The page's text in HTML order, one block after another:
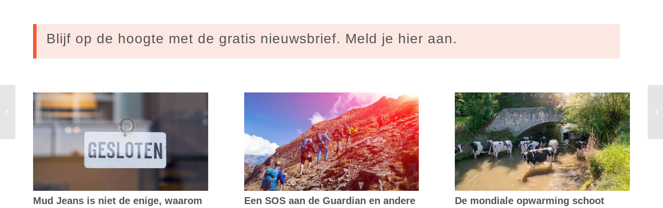
Blijf op de hoogte met de gratis nieuwsbrief. Meld je hier aan.
Mud Jeans is niet de enige, waarom
Een SOS aan de Guardian en andere
De mondiale opwarming schoot
Louise Vet: belangen biobrandstof-
industrie sturen ons de verkeerde
kant op